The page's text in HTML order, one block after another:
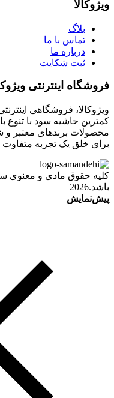
ویژوکالا
بلاگ
تماس با ما
درباره ما
ثبت شکایت
فروشگاه اینترنتی
ویژوکالا، فروشگاهی
کمترین حاشیه سود با تنوع
محصولات برندهای معتبر و
برای خلق یک تجربه متفاوت
کلیه حقوق مادی و معنوی
باشد.2026
پیش‌نمایش